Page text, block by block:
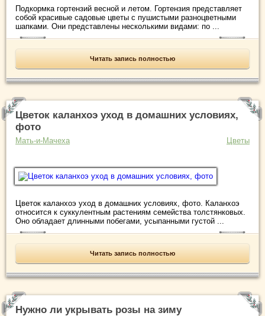
Подкормка гортензий весной и летом. Гортензия представляет
собой красивые садовые цветы с пушистыми разноцветными
шапками. Они представлены несколькими видами: по ...
Читать запись полностью
Цветок каланхоэ уход в домашних условиях,
фото
Мать-и-Мачеха Цветы
Цветок каланхоэ уход в домашних условиях, фото. Каланхоэ
относится к суккулентным растениям семейства толстянковых.
Оно обладает длинными побегами, усыпанными густой ...
Читать запись полностью
Нужно ли укрывать розы на зиму